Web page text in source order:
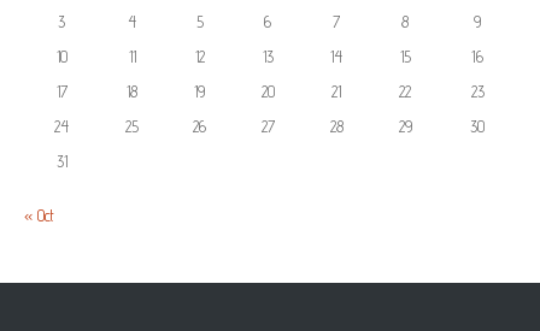
3
4 5 6 7 8
9
10
11 12 13 14 15
16
17
18 19 20 21 22
23
24
25 26 27 28 29
30
31
« Oct